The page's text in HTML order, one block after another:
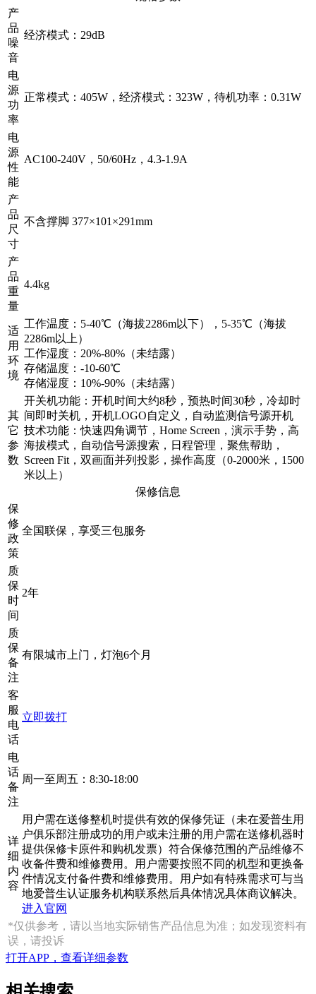
产
品
噪
音
经济模式：29dB
电
源
功
率
正常模式：405W，经济模式：323W，待机功率：0.31W
电
源
性
能
AC100-240V，50/60Hz，4.3-1.9A
产
品
尺
寸
不含撑脚 377×101×291mm
产
品
重
量
4.4kg
适
用
环
境
工作温度：5-40℃（海拔2286m以下），5-35℃（海拔
2286m以上）
工作湿度：20%-80%（未结露）
存储温度：-10-60℃
存储湿度：10%-90%（未结露）
其
它
参
数
开关机功能：开机时间大约8秒，预热时间30秒，冷却时
间即时关机，开机LOGO自定义，自动监测信号源开机
技术功能：快速四角调节，Home Screen，演示手势，高
海拔模式，自动信号源搜索，日程管理，聚焦帮助，
Screen Fit，双画面并列投影，操作高度（0-2000米，1500
米以上）
保修信息
保
修
政
策
全国联保，享受三包服务
质
保
时
间
2年
质
保
备
注
有限城市上门，灯泡6个月
客
服
电
话
立即拨打
电
话
备
注
周一至周五：8:30-18:00
详
细
内
容
用户需在送修整机时提供有效的保修凭证（未在爱普生用
户俱乐部注册成功的用户或未注册的用户需在送修机器时
提供保修卡原件和购机发票）符合保修范围的产品维修不
收备件费和维修费用。用户需要按照不同的机型和更换备
件情况支付备件费和维修费用。用户如有特殊需求可与当
地爱普生认证服务机构联系然后具体情况具体商议解决。
进入官网
*仅供参考，请以当地实际销售产品信息为准；如发现资料有
误，请投诉
打开APP，查看详细参数